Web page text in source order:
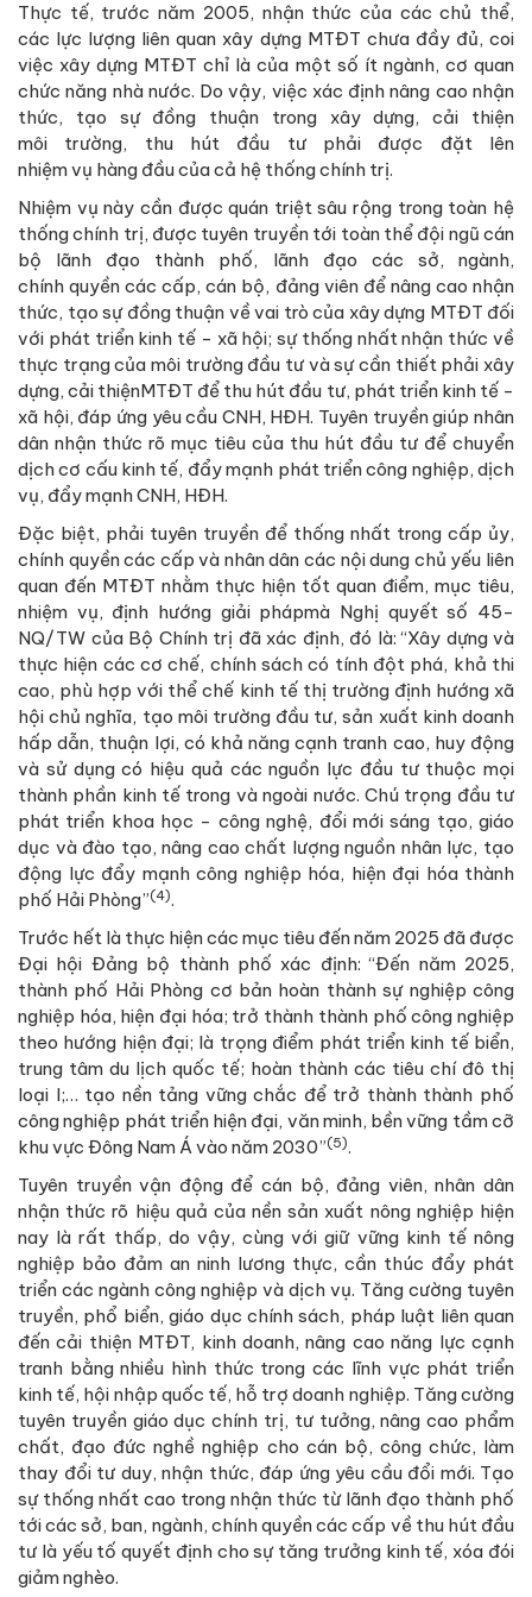
Thực tế, trước năm 2005, nhận thức của các chủ thể,
các lực lượng liên quan xây dựng MTĐT chưa đầy đủ, coi
việc xây dựng MTĐT chỉ là của một số ít ngành, cơ quan
chức năng nhà nước. Do vậy, việc xác định nâng cao nhận
thức, tạo sự đồng thuận trong xây dựng, cải thiện
môi trường, thu hút đầu tư phải được đặt lên
nhiệm vụ hàng đầu của cả hệ thống chính trị.
Nhiệm vụ này cần được quán triệt sâu rộng trong toàn hệ
thống chính trị, được tuyên truyền tới toàn thể đội ngũ cán
bộ lãnh đạo thành phố, lãnh đạo các sở, ngành,
chính quyền các cấp, cán bộ, đảng viên để nâng cao nhận
thức, tạo sự đồng thuận về vai trò của xây dựng MTĐT đối
với phát triển kinh tế - xã hội; sự thống nhất nhận thức về
thực trạng của môi trường đầu tư và sự cần thiết phải xây
dựng, cải thiệnMTĐT để thu hút đầu tư, phát triển kinh tế -
xã hội, đáp ứng yêu cầu CNH, HĐH. Tuyên truyền giúp nhân
dân nhận thức rõ mục tiêu của thu hút đầu tư để chuyển
dịch cơ cấu kinh tế, đẩy mạnh phát triển công nghiệp, dịch
vụ, đẩy mạnh CNH, HĐH.
Đặc biệt, phải tuyên truyền để thống nhất trong cấp ủy,
chính quyền các cấp và nhân dân các nội dung chủ yếu liên
quan đến MTĐT nhằm thực hiện tốt quan điểm, mục tiêu,
nhiệm vụ, định hướng giải phápmà Nghị quyết số 45-
NQ/TW của Bộ Chính trị đã xác định, đó là: “Xây dựng và
thực hiện các cơ chế, chính sách có tính đột phá, khả thi
cao, phù hợp với thể chế kinh tế thị trường định hướng xã
hội chủ nghĩa, tạo môi trường đầu tư, sản xuất kinh doanh
hấp dẫn, thuận lợi, có khả năng cạnh tranh cao, huy động
và sử dụng có hiệu quả các nguồn lực đầu tư thuộc mọi
thành phần kinh tế trong và ngoài nước. Chú trọng đầu tư
phát triển khoa học - công nghệ, đổi mới sáng tạo, giáo
dục và đào tạo, nâng cao chất lượng nguồn nhân lực, tạo
động lực đẩy mạnh công nghiệp hóa, hiện đại hóa thành
phố Hải Phòng”(4).
Trước hết là thực hiện các mục tiêu đến năm 2025 đã được
Đại hội Đảng bộ thành phố xác định: “Đến năm 2025,
thành phố Hải Phòng cơ bản hoàn thành sự nghiệp công
nghiệp hóa, hiện đại hóa; trở thành thành phố công nghiệp
theo hướng hiện đại; là trọng điểm phát triển kinh tế biển,
trung tâm du lịch quốc tế; hoàn thành các tiêu chí đô thị
loại I;… tạo nền tảng vững chắc để trở thành thành phố
công nghiệp phát triển hiện đại, văn minh, bền vững tầm cỡ
khu vực Đông Nam Á vào năm 2030”(5).
Tuyên truyền vận động để cán bộ, đảng viên, nhân dân
nhận thức rõ hiệu quả của nền sản xuất nông nghiệp hiện
nay là rất thấp, do vậy, cùng với giữ vững kinh tế nông
nghiệp bảo đảm an ninh lương thực, cần thúc đẩy phát
triển các ngành công nghiệp và dịch vụ. Tăng cường tuyên
truyền, phổ biển, giáo dục chính sách, pháp luật liên quan
đến cải thiện MTĐT, kinh doanh, nâng cao năng lực cạnh
tranh bằng nhiều hình thức trong các lĩnh vực phát triển
kinh tế, hội nhập quốc tế, hỗ trợ doanh nghiệp. Tăng cường
tuyên truyền giáo dục chính trị, tư tưởng, nâng cao phẩm
chất, đạo đức nghề nghiệp cho cán bộ, công chức, làm
thay đổi tư duy, nhận thức, đáp ứng yêu cầu đổi mới. Tạo
sự thống nhất cao trong nhận thức từ lãnh đạo thành phố
tới các sở, ban, ngành, chính quyền các cấp về thu hút đầu
tư là yếu tố quyết định cho sự tăng trưởng kinh tế, xóa đói
giảm nghèo.